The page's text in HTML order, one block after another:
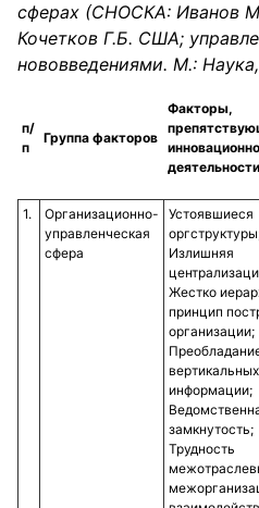
сферах (СНОСКА: Иванов
Кочетков Г.Б. США;
нововведениями. М.:
п/
п
Группа факторов
Факторы,
деятельности
1.
Организационно-
управленческая
сфера
Устоявшиеся
Излишняя
Жестко
принцип
организации;
информации;
замкнутость;
Трудность